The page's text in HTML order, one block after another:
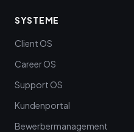
SYSTEME
Client OS
Career OS
Support OS
Kundenportal
Bewerbermanagement